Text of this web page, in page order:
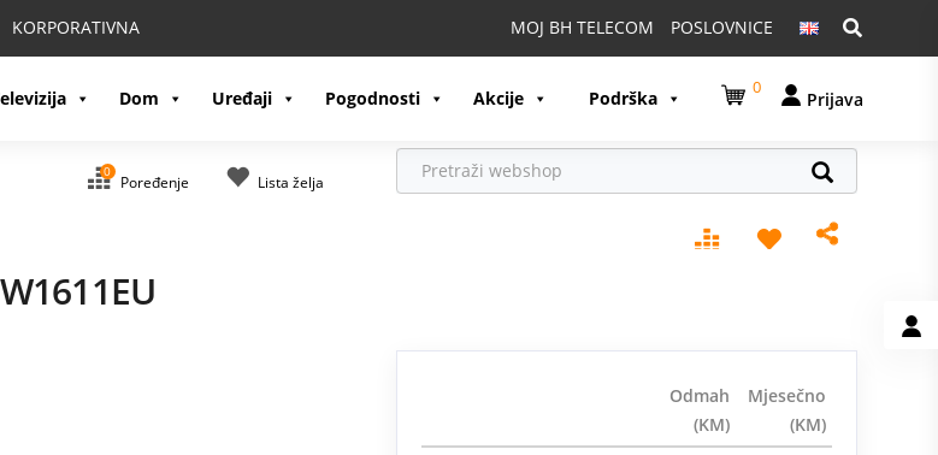
KORPORATIVNA Pretraga:
MOJ BH TELECOM POSLOVNICE
Dom Uređaji Pogodnosti Akcije Podrška 0
Prijava
0
Poređenje Lista želja
Odmah
(KM)
Mjesečno
(KM)